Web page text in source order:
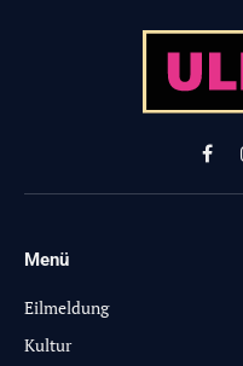
Menü
Eilmeldung
Kultur